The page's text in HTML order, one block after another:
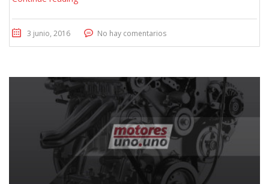
3 junio, 2016 No hay comentarios